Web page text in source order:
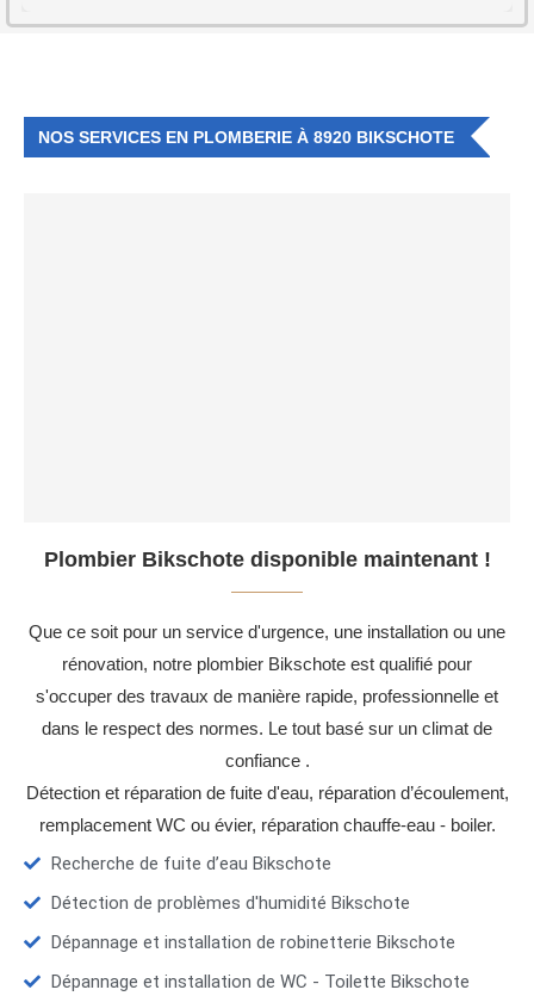
NOS SERVICES EN PLOMBERIE À 8920 BIKSCHOTE
Plombier Bikschote disponible maintenant !
Que ce soit pour un service d'urgence, une installation ou une
rénovation, notre plombier Bikschote est qualifié pour
s'occuper des travaux de manière rapide, professionnelle et
dans le respect des normes. Le tout basé sur un climat de
confiance .
Détection et réparation de fuite d'eau, réparation d’écoulement,
remplacement WC ou évier, réparation chauffe-eau - boiler.
Recherche de fuite d’eau Bikschote
Détection de problèmes d'humidité Bikschote
Dépannage et installation de robinetterie Bikschote
Dépannage et installation de WC - Toilette Bikschote